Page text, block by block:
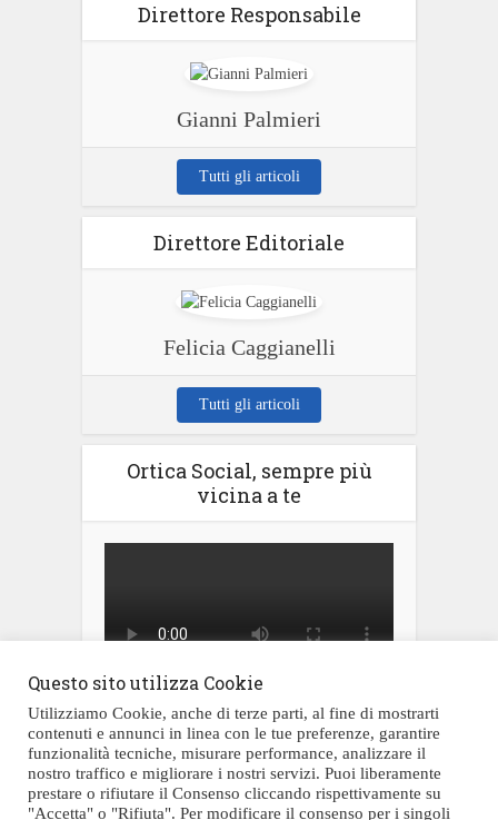
Direttore Responsabile
Gianni Palmieri
Tutti gli articoli
Direttore Editoriale
Felicia Caggianelli
Tutti gli articoli
Ortica Social, sempre più
vicina a te
Testata giornalistica registrata al Tribunale di Civitavecchia al numero
Questo sito utilizza Cookie
Utilizziamo Cookie, anche di terze parti, al fine di mostrarti
contenuti e annunci in linea con le tue preferenze, garantire
funzionalità tecniche, misurare performance, analizzare il
nostro traffico e migliorare i nostri servizi. Puoi liberamente
prestare o rifiutare il Consenso cliccando rispettivamente su
"Accetta" o "Rifiuta". Per modificare il consenso per i singoli